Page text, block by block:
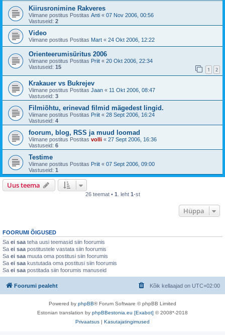
Kiirusronimine Rakveres
Viimane postitus Postitas Anti « 07 Nov 2006, 00:56
Vastuseid: 2
Video
Viimane postitus Postitas Mart « 24 Okt 2006, 12:22
Orienteerumisüritus 2006
Viimane postitus Postitas Priit « 20 Okt 2006, 22:34
Vastuseid: 15 1 2
Krakauer vs Bukrejev
Viimane postitus Postitas Jaan « 11 Okt 2006, 08:47
Vastuseid: 3
Filmiõhtu, erinevad filmid mägedest lingid.
Viimane postitus Postitas Priit « 28 Sept 2006, 16:24
Vastuseid: 4
foorum, blog, RSS ja muud loomad
Viimane postitus Postitas volli « 27 Sept 2006, 16:36
Vastuseid: 6
Testime
Viimane postitus Postitas Priit « 07 Sept 2006, 09:00
Vastuseid: 1
Uus teema
26 teemat • 1 . leht 1-st
Hüppa
FOORUMI ÕIGUSED
Sa ei saa teha uusi teemasid siin foorumis
Sa ei saa postitustele vastata siin foorumis
Sa ei saa muuta oma postitusi siin foorumis
Sa ei saa kustutada oma postitusi siin foorumis
Sa ei saa postitada siin foorumis manuseid
Foorumi pealeht Kõik kellaajad on UTC+02:00
Powered by phpBB® Forum Software © phpBB Limited
Estonian translation by phpBBestonia.eu [Exabot] © 2008*-2018
Privaatsus | Kasutajatingimused